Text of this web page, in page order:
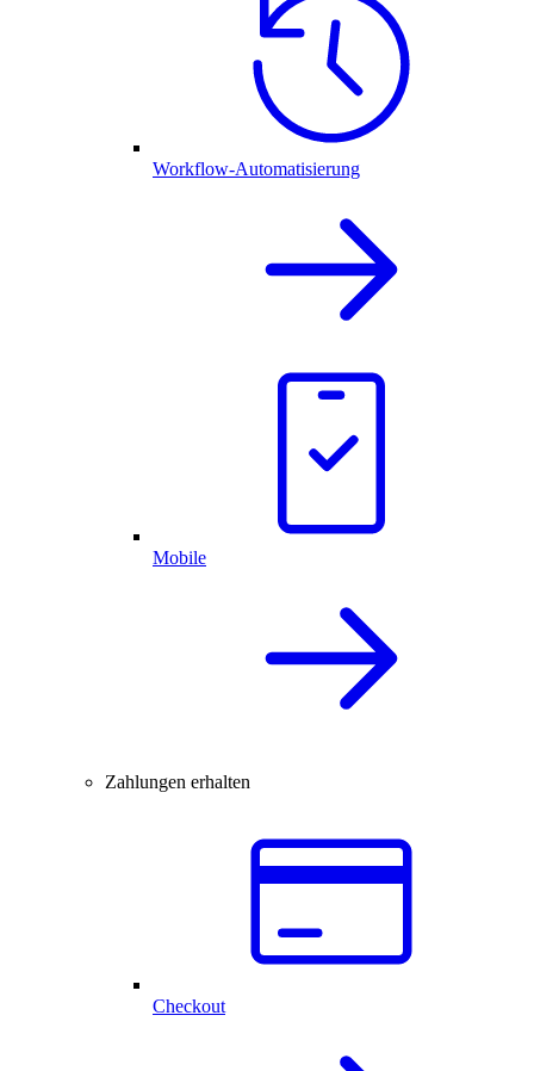
Workflow-Automatisierung
Mobile
Zahlungen erhalten
Checkout